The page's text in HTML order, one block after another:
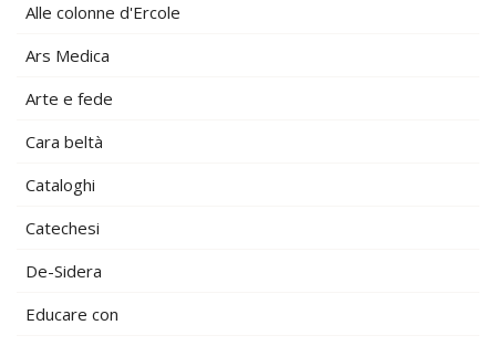
Alle colonne d'Ercole
Ars Medica
Arte e fede
Cara beltà
Cataloghi
Catechesi
De-Sidera
Educare con